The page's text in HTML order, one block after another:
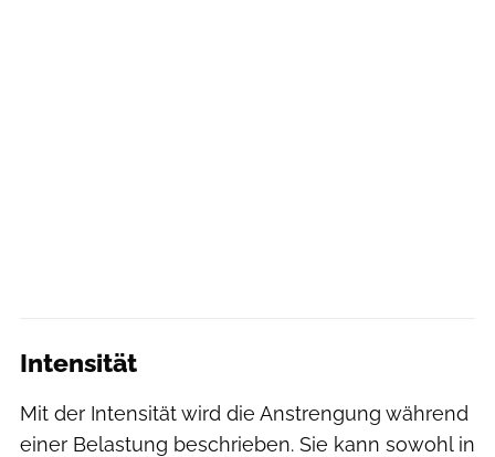
Intensität
Mit der Intensität wird die Anstrengung während
einer Belastung beschrieben. Sie kann sowohl in